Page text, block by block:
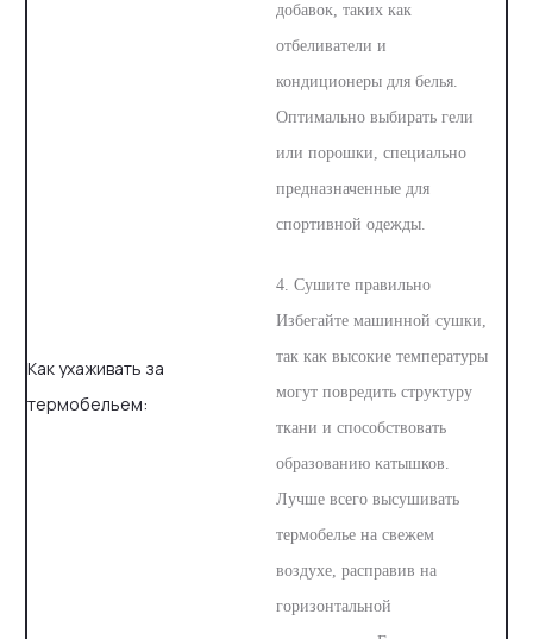
Как ухаживать за
термобельем:
добавок, таких как
отбеливатели и
кондиционеры для белья.
Оптимально выбирать гели
или порошки, специально
предназначенные для
спортивной одежды.
4. Сушите правильно
Избегайте машинной сушки,
так как высокие температуры
могут повредить структуру
ткани и способствовать
образованию катышков.
Лучше всего высушивать
термобелье на свежем
воздухе, расправив на
горизонтальной